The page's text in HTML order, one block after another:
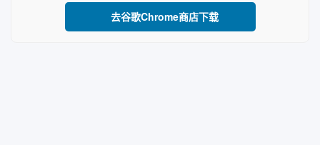
去谷歌Chrome商店下载